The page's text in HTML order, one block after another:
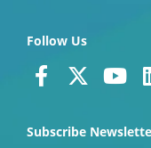
Follow Us
F
a
e
X
w
Y
t
Subscribe